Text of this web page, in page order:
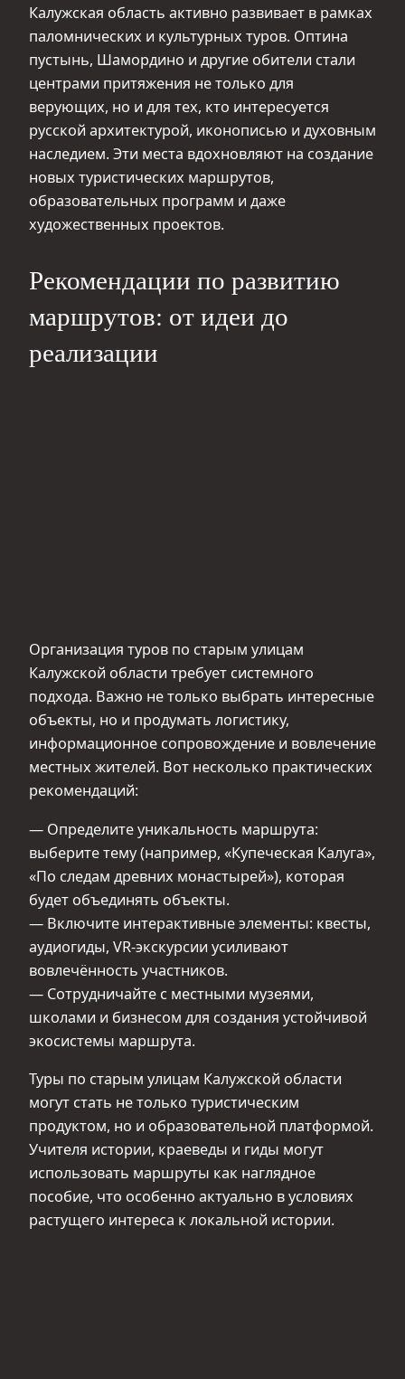
Калужская область активно развивает в рамках
паломнических и культурных туров. Оптина
пустынь, Шамордино и другие обители стали
центрами притяжения не только для
верующих, но и для тех, кто интересуется
русской архитектурой, иконописью и духовным
наследием. Эти места вдохновляют на создание
новых туристических маршрутов,
образовательных программ и даже
художественных проектов.
Рекомендации по развитию
маршрутов: от идеи до
реализации
Организация туров по старым улицам
Калужской области требует системного
подхода. Важно не только выбрать интересные
объекты, но и продумать логистику,
информационное сопровождение и вовлечение
местных жителей. Вот несколько практических
рекомендаций:
— Определите уникальность маршрута:
выберите тему (например, «Купеческая Калуга»,
«По следам древних монастырей»), которая
будет объединять объекты.
— Включите интерактивные элементы: квесты,
аудиогиды, VR-экскурсии усиливают
вовлечённость участников.
— Сотрудничайте с местными музеями,
школами и бизнесом для создания устойчивой
экосистемы маршрута.
Туры по старым улицам Калужской области
могут стать не только туристическим
продуктом, но и образовательной платформой.
Учителя истории, краеведы и гиды могут
использовать маршруты как наглядное
пособие, что особенно актуально в условиях
растущего интереса к локальной истории.